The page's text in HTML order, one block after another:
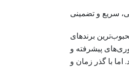
سریع و تضمینی
برندهای
پیشرفته و
اما با گذر زمان و